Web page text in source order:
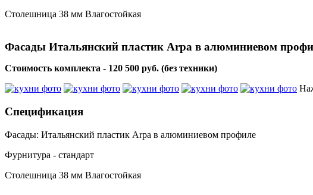
Столешница 38 мм Влагостойкая
Фасады Итальянский пластик Arpa в алюминиевом
Стоимость комплекта - 120 500 руб. (без техники)
Спецификация
Фасады: Итальянский пластик Arpa в алюминиевом профиле
Фурнитура - стандарт
Столешница 38 мм Влагостойкая